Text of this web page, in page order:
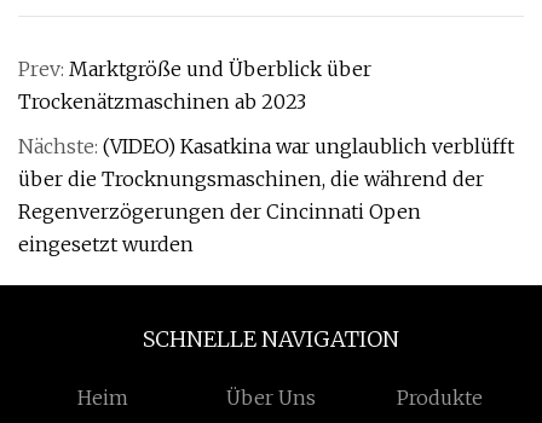
Prev: Marktgröße und Überblick über
Trockenätzmaschinen ab 2023
Nächste: (VIDEO) Kasatkina war unglaublich verblüfft
über die Trocknungsmaschinen, die während der
Regenverzögerungen der Cincinnati Open
eingesetzt wurden
SCHNELLE NAVIGATION
Heim Über Uns Produkte